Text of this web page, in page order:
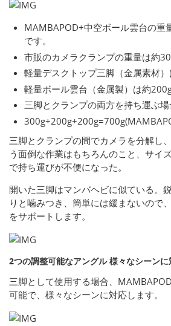
MAMBAPOD+中空ボール雲台の
です。
市販のカメラクランプの重量は約
軽量デスクトップ三脚（金属素材）
軽量ボール雲台（金属製）は約200g
三脚とクランプの両方を持ち運ぶ場
三脚とクランプの間でカメラを分解し
う面倒な作業はもちろんのこと、サイ
で持ち運びが不便になった。
開いた三脚はマンバヘビに似ている。
りと噛みつき、簡単には緩まないので
をサポートします。
2つの調整可能なアングル 様々なシーンに
三脚として使用する場合、
可能で、様々なシーンに対応します。